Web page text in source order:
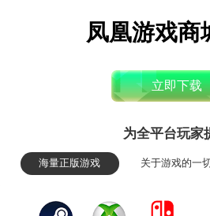
凤凰游戏商
立即下载
为全平台玩家
海量正版游戏 关于游戏的一